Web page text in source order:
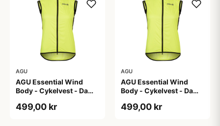
AGU
AGU Essential Wind
Body - Cykelvest - Dame
2XL
499,00 kr
AGU
AGU Essential Wind
Body - Cykelvest - Dame
499,00 kr